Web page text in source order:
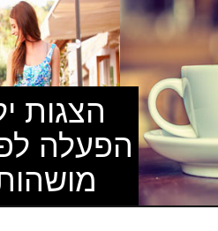
הצגות
הפעלה